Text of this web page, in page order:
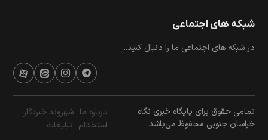
شبکه های اجتماعی
در شبکه های اجتماعی ما را دنبال کنید...
تمامی حقوق برای پایگاه خبری نگاه
خراسان جنوبی محفوظ می‌باشد.
درباره ما شهروند خبرنگار
استخدام تبلیغات